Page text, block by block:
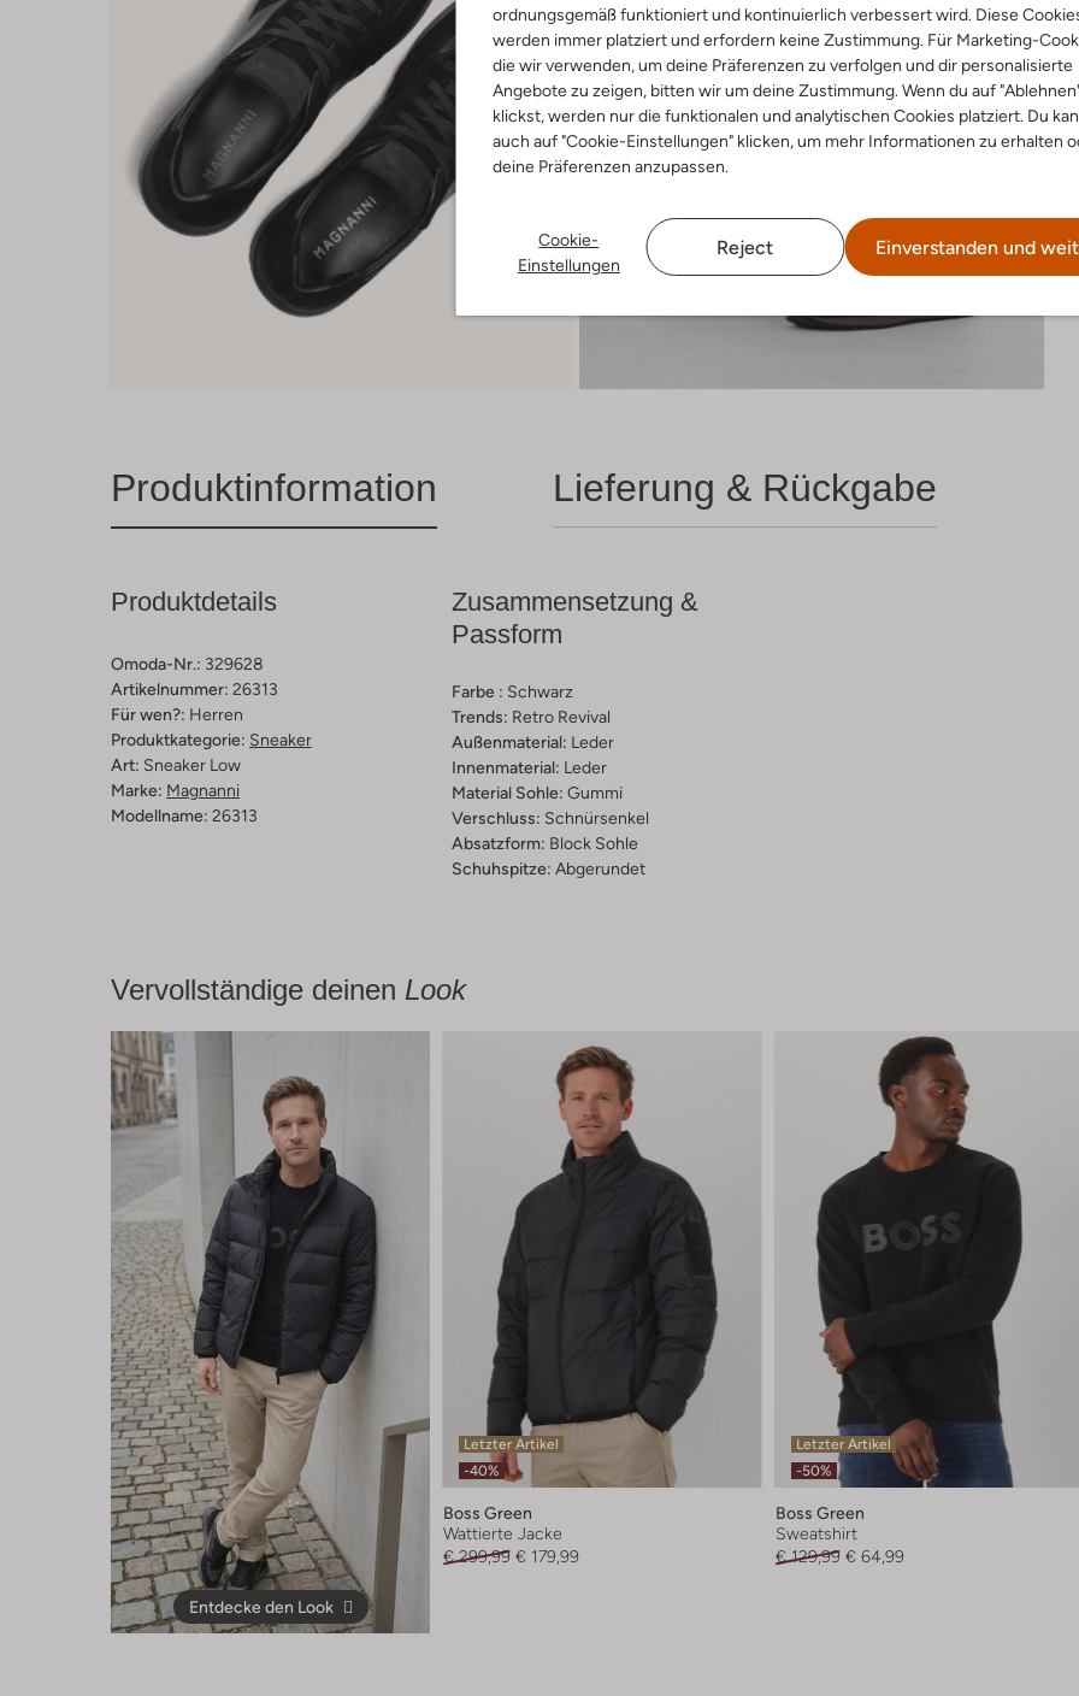
ordnungsgemäß funktioniert und kontinuierlich verbessert wird. Diese
werden immer platziert und erfordern keine Zustimmung. Für Marketing-
die wir verwenden, um deine Präferenzen zu verfolgen und dir personalisierte
Angebote zu zeigen, bitten wir um deine Zustimmung. Wenn du auf
klickst, werden nur die funktionalen und analytischen Cookies platziert. Du
auch auf "Cookie-Einstellungen" klicken, um mehr Informationen zu erhalten
deine Präferenzen anzupassen.
Cookie-
Einstellungen
Reject Einverstanden und
Produktinformation Lieferung & Rückgabe
Produktdetails
Omoda-Nr.: 329628
Artikelnummer: 26313
Für wen?: Herren
Produktkategorie: Sneaker
Art: Sneaker Low
Marke: Magnanni
Modellname: 26313
Zusammensetzung &
Passform
Farbe : Schwarz
Trends: Retro Revival
Außenmaterial: Leder
Innenmaterial: Leder
Material Sohle: Gummi
Verschluss: Schnürsenkel
Absatzform: Block Sohle
Schuhspitze: Abgerundet
Vervollständige deinen Look
Entdecke den Look
Letzter Artikel
-40%
Boss Green
Wattierte Jacke
€ 299,99 € 179,99
Letzter Artikel
-50%
Boss Green
Sweatshirt
€ 129,99 € 64,99